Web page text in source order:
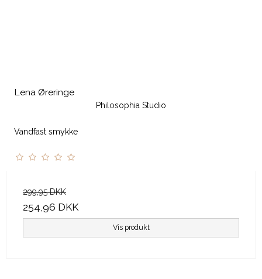
Lena Øreringe
Philosophia Studio
Vandfast smykke
299,95 DKK
254,96 DKK
Vis produkt